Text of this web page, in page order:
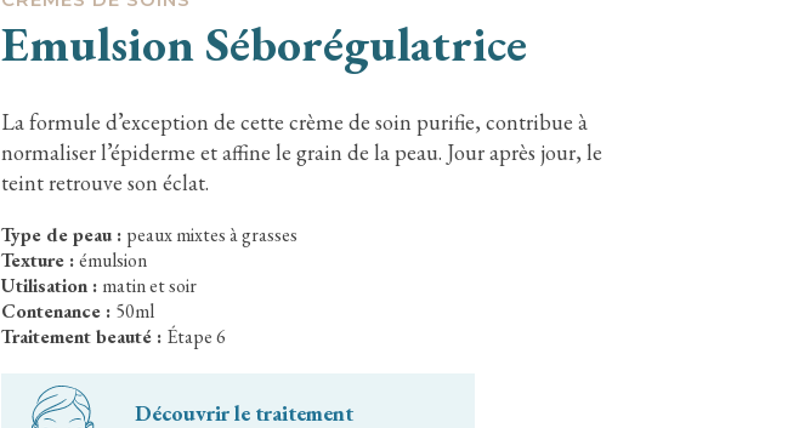
Emulsion Séborégulatrice
La formule d’exception de cette crème de soin purifie, contribue à
normaliser l’épiderme et affine le grain de la peau. Jour après jour, le
teint retrouve son éclat.
Type de peau : peaux mixtes à grasses
Texture :émulsion
Utilisation : matin et soir
Contenance : 50ml
Traitement beauté : Étape 6
Découvrir le traitement